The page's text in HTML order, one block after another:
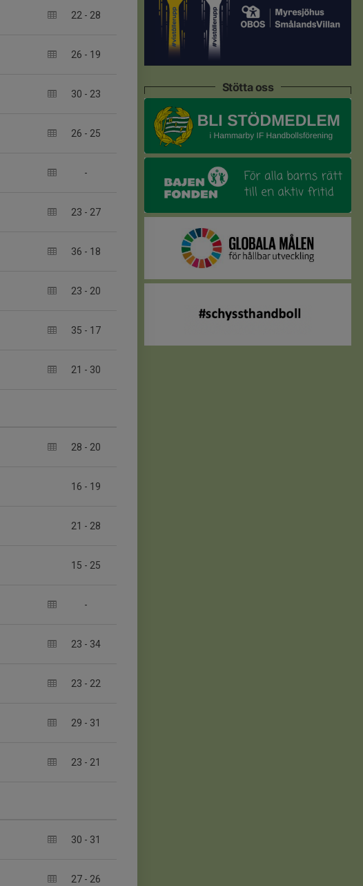
22 - 28
26 - 19
30 - 23
26 - 25
-
23 - 27
36 - 18
23 - 20
35 - 17
21 - 30
28 - 20
16 - 19
21 - 28
15 - 25
-
23 - 34
23 - 22
29 - 31
23 - 21
30 - 31
27 - 26
Stötta oss